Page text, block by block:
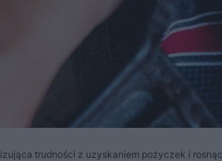
trudności z uzyskaniem pożyczek i